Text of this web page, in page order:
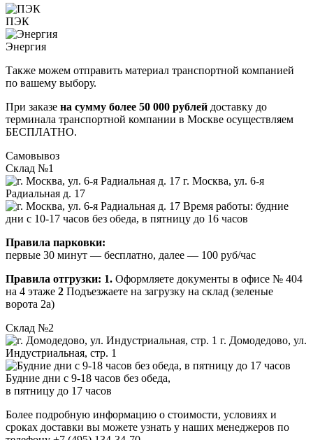
ПЭК
Энергия
Также можем отправить материал транспортной компанией
по вашему выбору.
При заказе на сумму более 50 000 рублей доставку до
терминала транспортной компании в Москве осуществляем
БЕСПЛАТНО.
Самовывоз
Склад №1
г. Москва, ул. 6-я
Радиальная д. 17
Время работы: будние
дни с 10-17 часов без обеда, в пятницу до 16 часов
Правила парковки:
первые 30 минут — бесплатно, далее — 100 руб/час
Правила отгрузки: 1. Оформляете документы в офисе № 404
на 4 этаже 2 Подъезжаете на загрузку на склад (зеленые
ворота 2а)
Склад №2
г. Домодедово, ул.
Индустриальная, стр. 1
Будние дни с 9-18 часов без обеда,
в пятницу до 17 часов
Более подробную информацию о стоимости, условиях и
сроках доставки вы можете узнать у наших менеджеров по